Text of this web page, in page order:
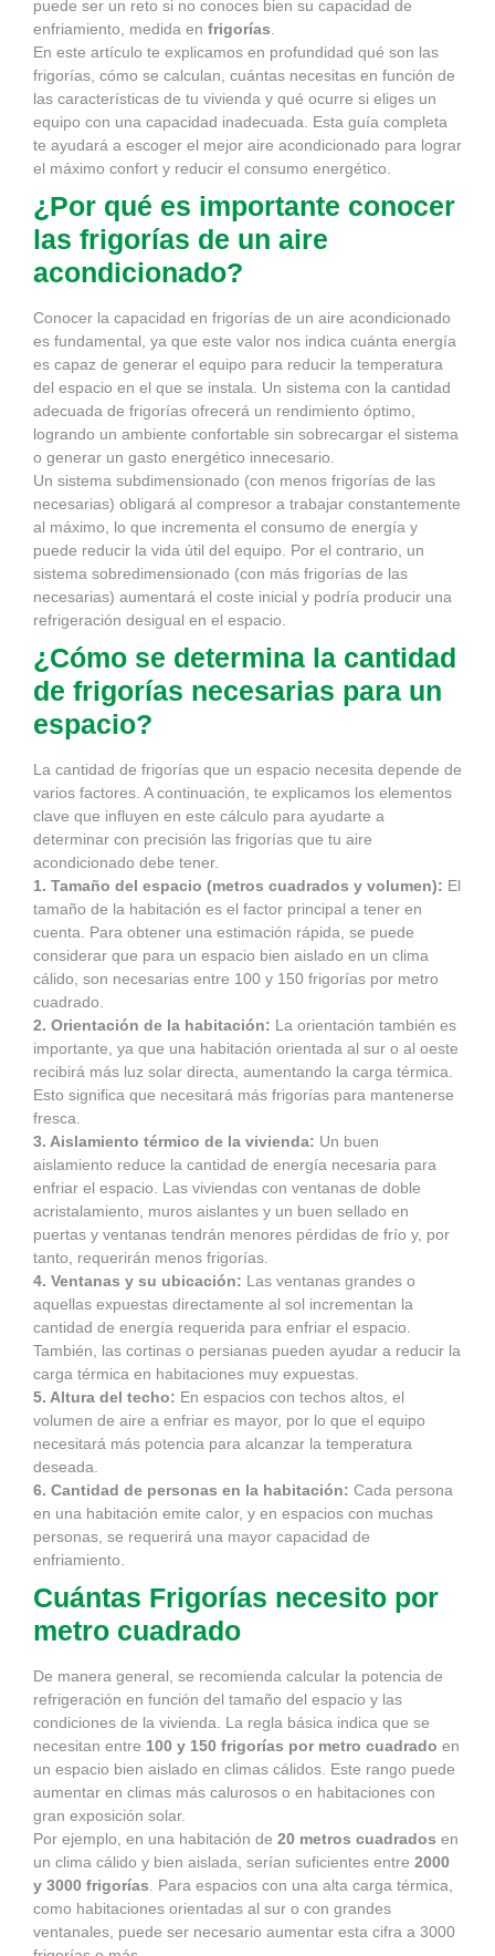
puede ser un reto si no conoces bien su capacidad de
enfriamiento, medida en frigorías.
En este artículo te explicamos en profundidad qué son las
frigorías, cómo se calculan, cuántas necesitas en función de
las características de tu vivienda y qué ocurre si eliges un
equipo con una capacidad inadecuada. Esta guía completa
te ayudará a escoger el mejor aire acondicionado para lograr
el máximo confort y reducir el consumo energético.
¿Por qué es importante conocer
las frigorías de un aire
acondicionado?
Conocer la capacidad en frigorías de un aire acondicionado
es fundamental, ya que este valor nos indica cuánta energía
es capaz de generar el equipo para reducir la temperatura
del espacio en el que se instala. Un sistema con la cantidad
adecuada de frigorías ofrecerá un rendimiento óptimo,
logrando un ambiente confortable sin sobrecargar el sistema
o generar un gasto energético innecesario.
Un sistema subdimensionado (con menos frigorías de las
necesarias) obligará al compresor a trabajar constantemente
al máximo, lo que incrementa el consumo de energía y
puede reducir la vida útil del equipo. Por el contrario, un
sistema sobredimensionado (con más frigorías de las
necesarias) aumentará el coste inicial y podría producir una
refrigeración desigual en el espacio.
¿Cómo se determina la cantidad
de frigorías necesarias para un
espacio?
La cantidad de frigorías que un espacio necesita depende de
varios factores. A continuación, te explicamos los elementos
clave que influyen en este cálculo para ayudarte a
determinar con precisión las frigorías que tu aire
acondicionado debe tener.
1. Tamaño del espacio (metros cuadrados y volumen): El
tamaño de la habitación es el factor principal a tener en
cuenta. Para obtener una estimación rápida, se puede
considerar que para un espacio bien aislado en un clima
cálido, son necesarias entre 100 y 150 frigorías por metro
cuadrado.
2. Orientación de la habitación: La orientación también es
importante, ya que una habitación orientada al sur o al oeste
recibirá más luz solar directa, aumentando la carga térmica.
Esto significa que necesitará más frigorías para mantenerse
fresca.
3. Aislamiento térmico de la vivienda: Un buen
aislamiento reduce la cantidad de energía necesaria para
enfriar el espacio. Las viviendas con ventanas de doble
acristalamiento, muros aislantes y un buen sellado en
puertas y ventanas tendrán menores pérdidas de frío y, por
tanto, requerirán menos frigorías.
4. Ventanas y su ubicación: Las ventanas grandes o
aquellas expuestas directamente al sol incrementan la
cantidad de energía requerida para enfriar el espacio.
También, las cortinas o persianas pueden ayudar a reducir la
carga térmica en habitaciones muy expuestas.
5. Altura del techo: En espacios con techos altos, el
volumen de aire a enfriar es mayor, por lo que el equipo
necesitará más potencia para alcanzar la temperatura
deseada.
6. Cantidad de personas en la habitación: Cada persona
en una habitación emite calor, y en espacios con muchas
personas, se requerirá una mayor capacidad de
enfriamiento.
Cuántas Frigorías necesito por
metro cuadrado
De manera general, se recomienda calcular la potencia de
refrigeración en función del tamaño del espacio y las
condiciones de la vivienda. La regla básica indica que se
necesitan entre 100 y 150 frigorías por metro cuadrado en
un espacio bien aislado en climas cálidos. Este rango puede
aumentar en climas más calurosos o en habitaciones con
gran exposición solar.
Por ejemplo, en una habitación de 20 metros cuadrados en
un clima cálido y bien aislada, serían suficientes entre 2000
y 3000 frigorías. Para espacios con una alta carga térmica,
como habitaciones orientadas al sur o con grandes
ventanales, puede ser necesario aumentar esta cifra a 3000